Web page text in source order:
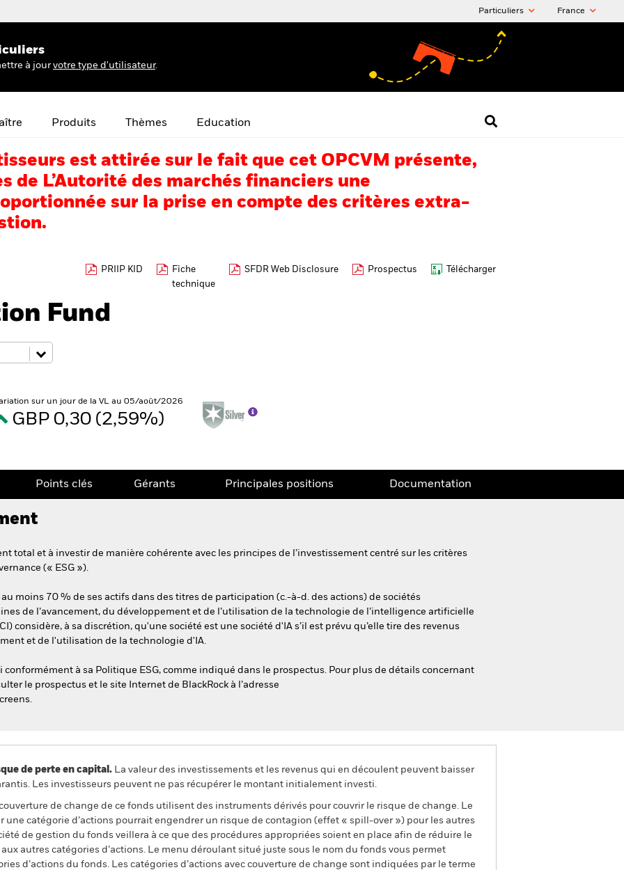
Particuliers France
à jour votre type d'utilisateur.
Produits Thèmes Education
est attirée sur le fait que cet OPCVM présente,
de L’Autorité des marchés financiers une
sur la prise en compte des critères extra-
PRIIP KID
Fiche
technique
SFDR Web Disclosure Prospectus Télécharger
Fund
sur un jour de la VL au 05/août/2026
GBP 0,30 (2,59%)
Points clés Gérants Principales positions Documentation
total et à investir de manière cohérente avec les principes de l’investissement centré sur les critères
(« ESG »).
moins 70 % de ses actifs dans des titres de participation (c.-à-d. des actions) de sociétés
de l’avancement, du développement et de l’utilisation de la technologie de l’intelligence artificielle
considère, à sa discrétion, qu'une société est une société d'IA s’il est prévu qu’elle tire des revenus
et de l'utilisation de la technologie d'IA.
conformément à sa Politique ESG, comme indiqué dans le prospectus. Pour plus de détails concernant
le prospectus et le site Internet de BlackRock à l’adresse
de perte en capital. La valeur des investissements et les revenus qui en découlent peuvent baisser
Les investisseurs peuvent ne pas récupérer le montant initialement investi.
couverture de change de ce fonds utilisent des instruments dérivés pour couvrir le risque de change. Le
une catégorie d’actions pourrait engendrer un risque de contagion (effet « spill-over ») pour les autres
de gestion du fonds veillera à ce que des procédures appropriées soient en place afin de réduire le
autres catégories d’actions. Le menu déroulant situé juste sous le nom du fonds vous permet
d’actions du fonds. Les catégories d’actions avec couverture de change sont indiquées par le terme